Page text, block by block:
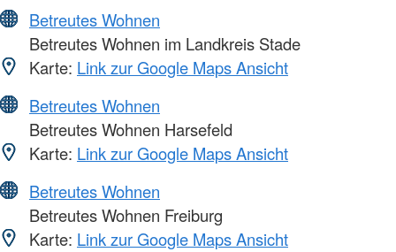
Betreutes Wohnen
Betreutes Wohnen im Landkreis Stade
Karte: Link zur Google Maps Ansicht
Betreutes Wohnen
Betreutes Wohnen Harsefeld
Karte: Link zur Google Maps Ansicht
Betreutes Wohnen
Betreutes Wohnen Freiburg
Karte: Link zur Google Maps Ansicht